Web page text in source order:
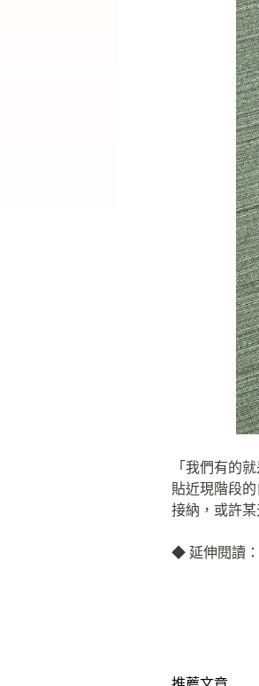
「我們有的
貼近現階段
接納，或許
◆ 延伸閱讀：